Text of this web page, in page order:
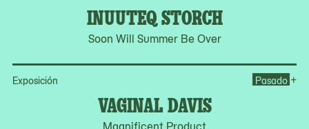
INUUTEQ STORCH
Soon Will Summer Be Over
Exposición
VAGINAL DAVIS
Pasado +